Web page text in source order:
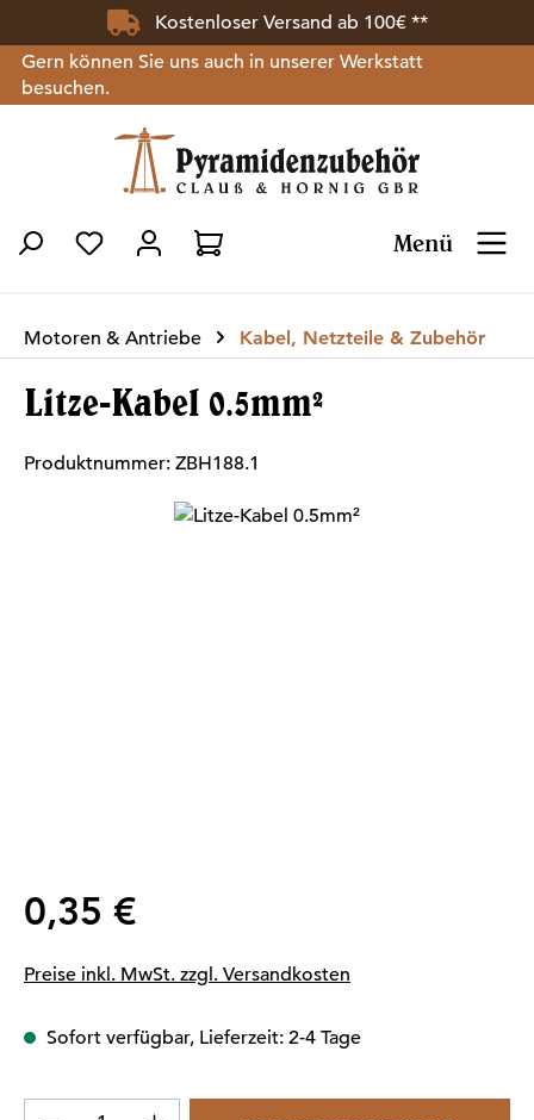
Zum Hauptinhalt springenKostenloser Versand ab 100€ **
Gern können Sie uns auch in unserer Werkstatt
besuchen.
Menü
Du hast 0 Produkte auf dem Merkzettel
Motoren & Antriebe Kabel, Netzteile & Zubehör
Litze-Kabel 0.5mm²
Produktnummer: ZBH188.1
Bildergalerie überspringen
Regulärer Preis:
0,35 €
Preise inkl. MwSt. zzgl. Versandkosten
Sofort verfügbar, Lieferzeit: 2-4 Tage